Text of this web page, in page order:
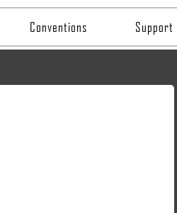
Conventions Support